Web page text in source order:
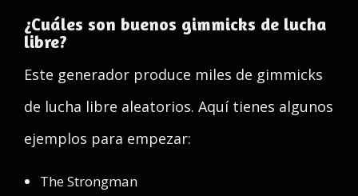
¿Cuáles son buenos gimmicks de lucha
libre?
Este generador produce miles de gimmicks
de lucha libre aleatorios. Aquí tienes algunos
ejemplos para empezar:
The Strongman